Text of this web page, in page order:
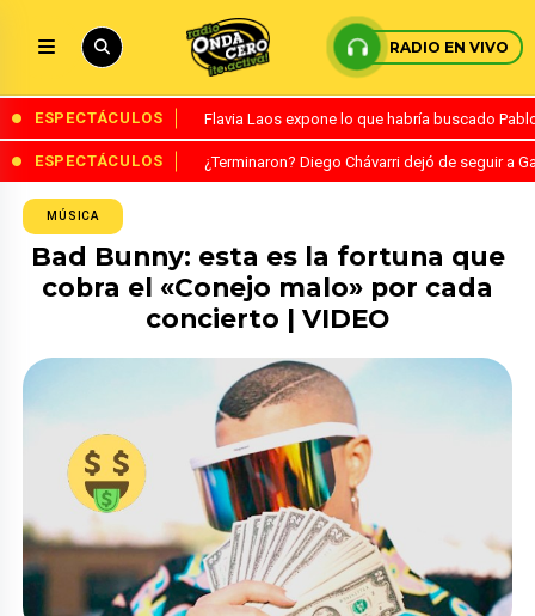
RADIO EN VIVO
ESPECTÁCULOS Flavia Laos expone lo que habría buscado
ESPECTÁCULOS ¿Terminaron? Diego Chávarri dejó de seguir a
MÚSICA
Bad Bunny: esta es la fortuna que
cobra el «Conejo malo» por cada
concierto | VIDEO